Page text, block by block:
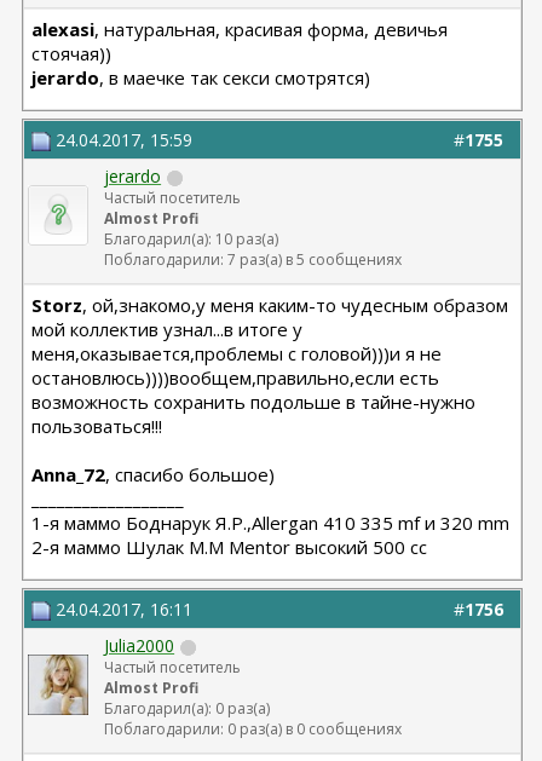
alexasi, натуральная, красивая форма, девичья
стоячая))
jerardo, в маечке так секси смотрятся)
#1755
24.04.2017, 15:59
jerardo
Частый посетитель
Almost Profi
Благодарил(а): 10 раз(а)
Поблагодарили: 7 раз(а) в 5 сообщениях
Storz, ой,знакомо,у меня каким-то чудесным образом
мой коллектив узнал...в итоге у
меня,оказывается,проблемы с головой)))и я не
остановлюсь))))вообщем,правильно,если есть
возможность сохранить подольше в тайне-нужно
пользоваться!!!
Anna_72, спасибо большое)
1-я маммо Боднарук Я.Р.,Allergan 410 335 mf и 320 mm
2-я маммо Шулак М.М Mentor высокий 500 сс
#1756
24.04.2017, 16:11
Julia2000
Частый посетитель
Almost Profi
Благодарил(а): 0 раз(а)
Поблагодарили: 0 раз(а) в 0 сообщениях